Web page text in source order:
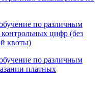
по различным
цифр (без
квоты)
по различным
платных